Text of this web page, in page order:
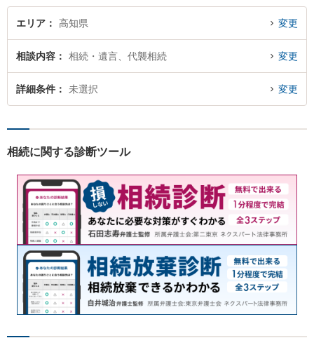
エリア 高知県 変更
相談内容 相続・遺言、代襲相続 変更
詳細条件 未選択 変更
相続に関する診断ツール